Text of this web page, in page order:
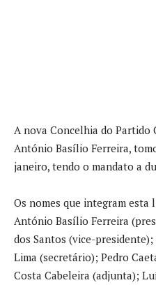
A nova Concelhia do Partido
António Basílio Ferreira,
janeiro, tendo o mandato a
Os nomes que integram
António Basílio Ferreira
dos Santos (vice-
Lima (secretário); Pedro
Costa Cabeleira (adjunta);